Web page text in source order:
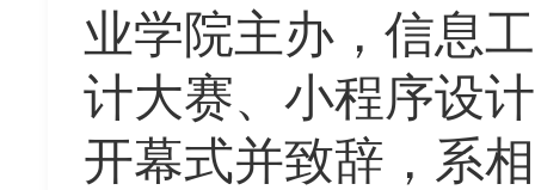
业学院主办，信息
计大赛、小程序设
开幕式并致辞，系